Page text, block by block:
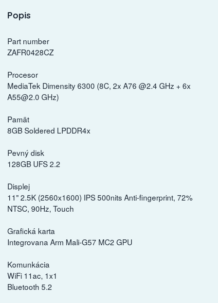
Popis
Part number
ZAFR0428CZ
Procesor
MediaTek Dimensity 6300 (8C, 2x A76 @2.4 GHz + 6x
A55@2.0 GHz)
Pamät
8GB Soldered LPDDR4x
Pevný disk
128GB UFS 2.2
Displej
11" 2.5K (2560x1600) IPS 500nits Anti-fingerprint, 72%
NTSC, 90Hz, Touch
Grafická karta
Integrovana Arm Mali-G57 MC2 GPU
Komunkácia
WiFi 11ac, 1x1
Bluetooth 5.2